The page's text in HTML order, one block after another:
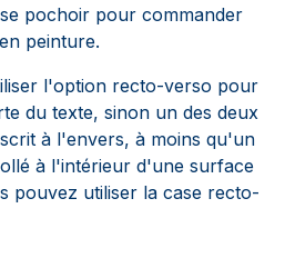
pochoir pour commander
peinture.
l'option recto-verso pour
du texte, sinon un des deux
à l'envers, à moins qu'un
à l'intérieur d'une surface
pouvez utiliser la case recto-